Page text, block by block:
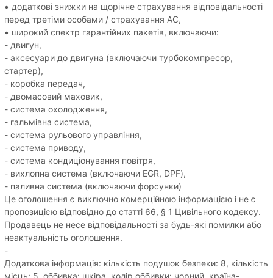
• додаткові знижки на щорічне страхування відповідальності
перед третіми особами / страхування АС,
• широкий спектр гарантійних пакетів, включаючи:
- двигун,
- аксесуари до двигуна (включаючи турбокомпресор,
стартер),
- коробка передач,
- двомасовий маховик,
- система охолодження,
- гальмівна система,
- система рульового управління,
- система приводу,
- система кондиціонування повітря,
- вихлопна система (включаючи EGR, DPF),
- паливна система (включаючи форсунки)
Це оголошення є виключно комерційною інформацією і не є
пропозицією відповідно до статті 66, § 1 Цивільного кодексу.
Продавець не несе відповідальності за будь-які помилки або
неактуальність оголошення.
-
Додаткова інформація: кількість подушок безпеки: 8, кількість
місць: 5, оббивка: шкіра, колір оббивки: чорний, країна-